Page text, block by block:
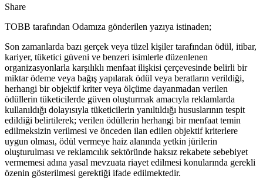
Share
TOBB tarafından Odamıza gönderilen yazıya istinaden;
Son zamanlarda bazı gerçek veya tüzel kişiler tarafından ödül, itibar,
kariyer, tüketici güveni ve benzeri isimlerle düzenlenen
organizasyonlarla karşılıklı menfaat ilişkisi çerçevesinde belirli bir
miktar ödeme veya bağış yapılarak ödül veya beratların verildiği,
herhangi bir objektif kriter veya ölçüme dayanmadan verilen
ödüllerin tüketicilerde güven oluşturmak amacıyla reklamlarda
kullanıldığı dolayısıyla tüketicilerin yanıltıldığı hususlarının tespit
edildiği belirtilerek; verilen ödüllerin herhangi bir menfaat temin
edilmeksizin verilmesi ve önceden ilan edilen objektif kriterlere
uygun olması, ödül vermeye haiz alanında yetkin jürilerin
oluşturulması ve reklamcılık sektöründe haksız rekabete sebebiyet
vermemesi adına yasal mevzuata riayet edilmesi konularında gerekli
özenin gösterilmesi gerektiği ifade edilmektedir.